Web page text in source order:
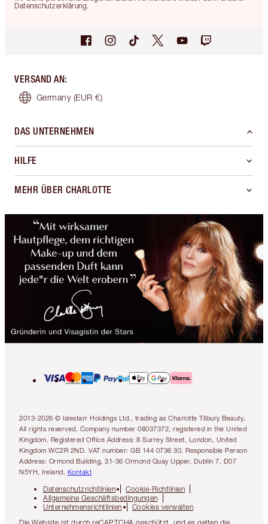
Datenschutzerklärung.
VERSAND AN:
Germany (EUR €)
DAS UNTERNEHMEN
HILFE
MEHR ÜBER CHARLOTTE
2013-2026 © Islestarr Holdings Ltd., trading as Charlotte Tilbury Beauty.
All rights reserved. Company number 08037372, registered in the United
Kingdom. Registered Office Address: 8 Surrey Street, London, United
Kingdom WC2R 2ND. VAT number: GB 144 0736 30. Responsible Person
Address: Ormond Building, 31-36 Ormond Quay Upper, Dublin 7, D07
N5YH, Ireland. Kontakt
Datenschutzrichtlinien
Cookie-Richtlinien
Allgemeine Geschäftsbedingungen
Unternehmensrichtlinien
Cookies verwalten